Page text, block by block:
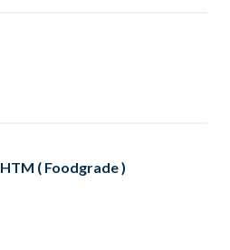
( Foodgrade )